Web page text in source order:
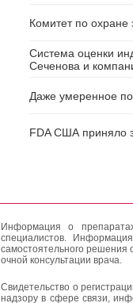
Комитет по охране
Система оценки
Сеченова и
Даже умеренное
FDA США приняло
Информация о
специалистов.
самостоятельного решения
очной консультации врача.
Свидетельство о
надзору в сфере связи,